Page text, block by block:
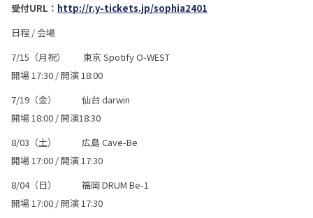
受付URL： http://r.y-tickets.jp/sophia2401
日程 / 会場
7/15（月祝） 東京 Spotify O-WEST
開場 17:30 / 開演 18:00
7/19（金） 仙台 darwin
開場 18:00 / 開演18:30
8/03（土） 広島 Cave-Be
開場 17:00 / 開演 17:30
8/04（日） 福岡 DRUM Be-1
開場 17:00 / 開演 17:30